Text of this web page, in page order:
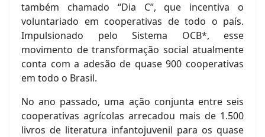
também chamado “Dia C”, que incentiva o
voluntariado em cooperativas de todo o país.
Impulsionado pelo Sistema OCB*, esse
movimento de transformação social atualmente
conta com a adesão de quase 900 cooperativas
em todo o Brasil.
No ano passado, uma ação conjunta entre seis
cooperativas agrícolas arrecadou mais de 1.500
livros de literatura infantojuvenil para os quase